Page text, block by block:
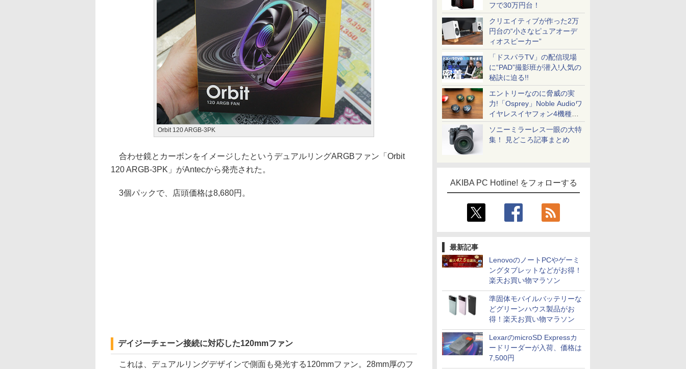
フで30万円台！
クリエイティブが作った2万
円台の“小さなピュアオーデ
ィオスピーカー”
「ドスパラTV」の配信現場
に“PAD”撮影班が潜入!人気の
秘訣に迫る!!
エントリーなのに脅威の実
力!「Osprey」Noble Audioワ
イヤレスイヤフォン4機種を
一気に聴く
ソニーミラーレス一眼の大特
集！ 見どころ記事まとめ
AKIBA PC Hotline! をフォローする
最新記事
LenovoのノートPCやゲーミ
ングタブレットなどがお得！
楽天お買い物マラソン
準固体モバイルバッテリーな
どグリーンハウス製品がお
得！楽天お買い物マラソン
LexarのmicroSD Expressカ
ードリーダーが入荷、価格は
7,500円
Orbit 120 ARGB-3PK
合わせ鏡とカーボンをイメージしたというデュアルリングARGBファン「Orbit
120 ARGB-3PK」がAntecから発売された。
3個パックで、店頭価格は8,680円。
デイジーチェーン接続に対応した120mmファン
これは、デュアルリングデザインで側面も発光する120mmファン。28mm厚のフ